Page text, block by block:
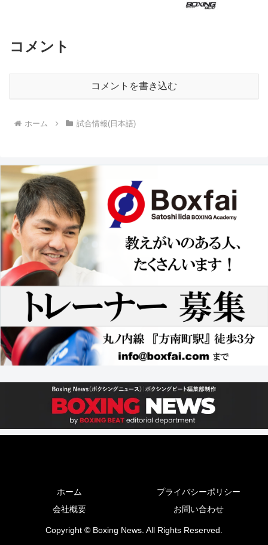
コメント
コメントを書き込む
ホーム 試合情報(日本語)
ホーム
プライバシーポリシー
会社概要
お問い合わせ
Copyright © Boxing News. All Rights Reserved.